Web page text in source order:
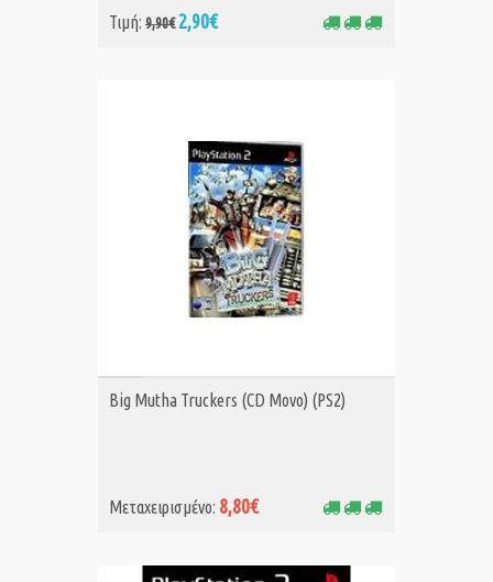
Τιμή: 9,90€2,90€
ΑΓΟΡΑ MET.
Big Mutha Truckers (CD Μονο) (PS2)
Μεταχειρισμένο: 8,80€